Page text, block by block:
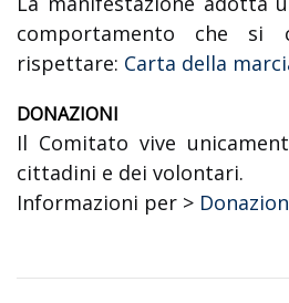
comportamento che
rispettare: Carta della
DONAZIONI
Il Comitato vive
cittadini e dei volontari.
Informazioni per >